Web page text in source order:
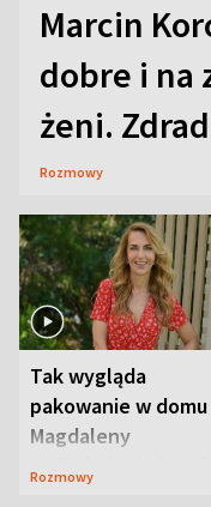
Marcin
dobre i na
żeni.
Rozmowy
Tak wygląda
pakowanie w domu
Magdaleny
Waligórskiej-
Rozmowy